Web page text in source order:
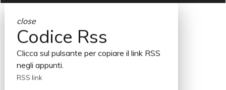
close
Codice Rss
Clicca sul pulsante per copiare il link RSS
negli appunti.
RSS link